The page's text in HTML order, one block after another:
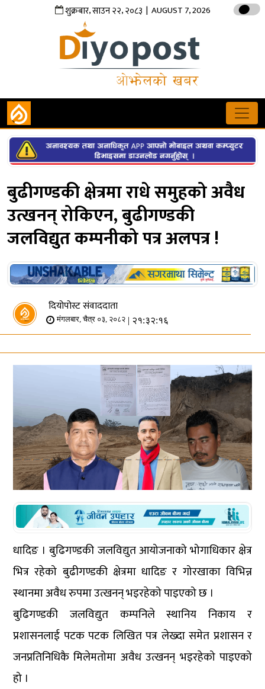
शुक्रबार,साउन२२,२०८३ | AUGUST 7, 2026
बुढीगण्डकी क्षेत्रमा राधे समुहको अवैध
उत्खनन् रोकिएन, बुढीगण्डकी
जलविद्युत कम्पनीको पत्र अलपत्र !
दियोपोस्ट संवाददाता
मंगलबार, चैत्र ०३, २०८२ | २१:३२:१६
धादिङ । बुढिगण्डकी जलविद्युत आयोजनाको भोगाधिकार क्षेत्र
भित्र रहेको बुढीगण्डकी क्षेत्रमा धादिङ र गोरखाका विभिन्न
स्थानमा अवैध रुपमा उत्खनन् भइरहेको पाइएको छ ।
बुढिगण्डकी जलविद्युत कम्पनिले स्थानिय निकाय र
प्रशासनलाई पटक पटक लिखित पत्र लेख्दा समेत प्रशासन र
जनप्रतिनिधिकै मिलेमतोमा अवैध उत्खनन् भइरहेको पाइएको
हो ।